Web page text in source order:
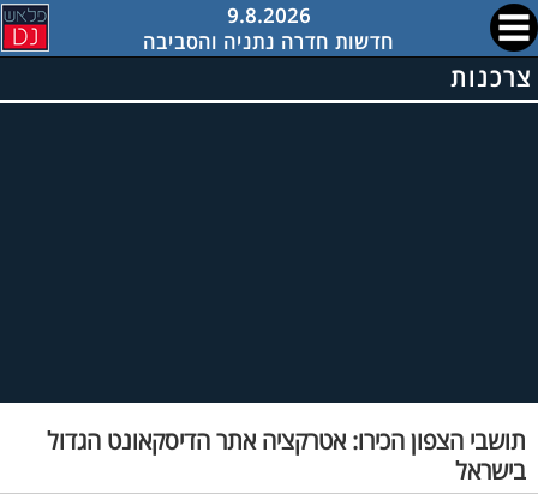
9.8.2026
חדשות חדרה נתניה והסביבה
צרכנות
תושבי הצפון הכירו: אטרקציה אתר הדיסקאונט הגדול
בישראל